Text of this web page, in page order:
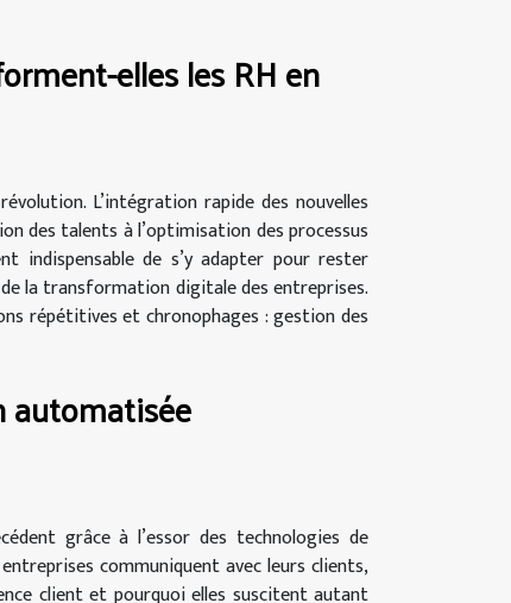
elles les RH en
L’intégration rapide des nouvelles
des talents à l’optimisation des processus
indispensable de s’y adapter pour rester
la transformation digitale des entreprises.
répétitives et chronophages : gestion des
automatisée
grâce à l’essor des technologies de
communiquent avec leurs clients,
client et pourquoi elles suscitent autant